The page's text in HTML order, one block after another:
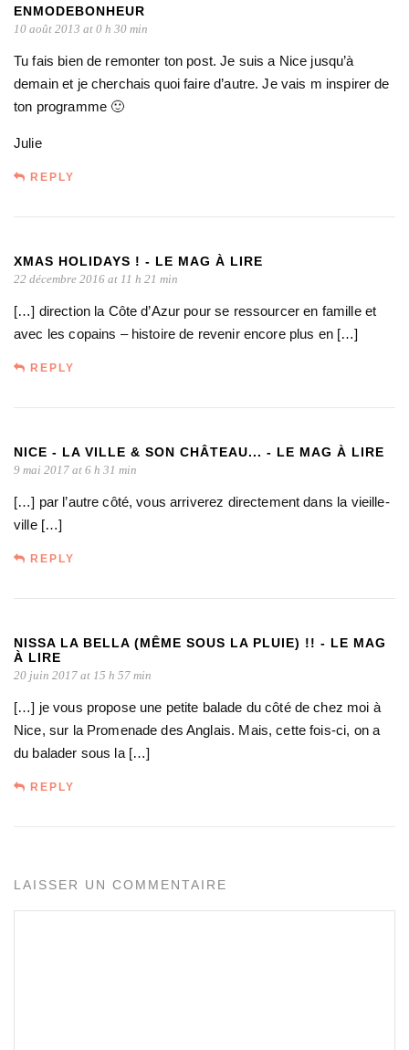
ENMODEBONHEUR
10 août 2013 at 0 h 30 min
Tu fais bien de remonter ton post. Je suis a Nice jusqu’à
demain et je cherchais quoi faire d’autre. Je vais m inspirer de
ton programme 🙂
Julie
REPLY
XMAS HOLIDAYS ! - LE MAG À LIRE
22 décembre 2016 at 11 h 21 min
[…] direction la Côte d’Azur pour se ressourcer en famille et
avec les copains – histoire de revenir encore plus en […]
REPLY
NICE - LA VILLE & SON CHÂTEAU... - LE MAG À LIRE
9 mai 2017 at 6 h 31 min
[…] par l’autre côté, vous arriverez directement dans la vieille-
ville […]
REPLY
NISSA LA BELLA (MÊME SOUS LA PLUIE) !! - LE MAG
À LIRE
20 juin 2017 at 15 h 57 min
[…] je vous propose une petite balade du côté de chez moi à
Nice, sur la Promenade des Anglais. Mais, cette fois-ci, on a
du balader sous la […]
REPLY
LAISSER UN COMMENTAIRE